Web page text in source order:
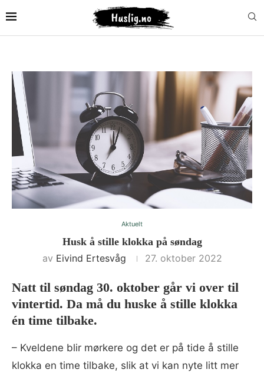
Aktuelt
Husk å stille klokka på søndag
av Eivind Ertesvåg 27. oktober 2022
Natt til søndag 30. oktober går vi over til
vintertid. Da må du huske å stille klokka
én time tilbake.
– Kveldene blir mørkere og det er på tide å stille
klokka en time tilbake, slik at vi kan nyte litt mer